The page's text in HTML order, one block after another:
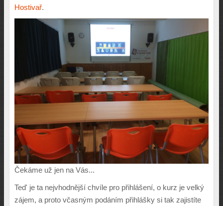
Hostivař.
Čekáme už jen na Vás...
Ted' je ta nejvhodnější chvíle pro přihlášení, o kurz je velký
zájem, a proto včasným podáním přihlášky si tak zajistíte